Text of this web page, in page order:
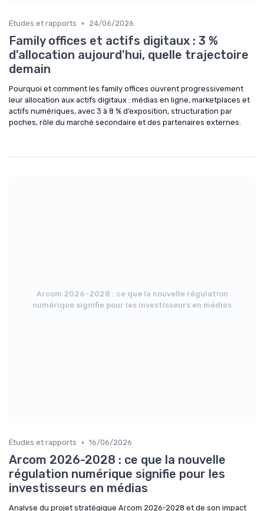
Études et rapports • 24/06/2026
Family offices et actifs digitaux : 3 %
d'allocation aujourd'hui, quelle trajectoire
demain
Pourquoi et comment les family offices ouvrent progressivement
leur allocation aux actifs digitaux : médias en ligne, marketplaces et
actifs numériques, avec 3 à 8 % d’exposition, structuration par
poches, rôle du marché secondaire et des partenaires externes.
Arcom 2026-2028 : ce que la nouvelle régulation
numérique signifie pour les investisseurs en médias
Études et rapports • 16/06/2026
Arcom 2026-2028 : ce que la nouvelle
régulation numérique signifie pour les
investisseurs en médias
Analyse du projet stratégique Arcom 2026-2028 et de son impact